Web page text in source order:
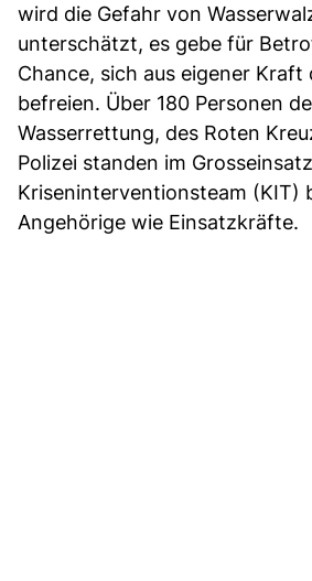
wird die Gefahr von
unterschätzt, es gebe für
Chance, sich aus eigener Kraft
befreien. Über 180 Personen
Wasserrettung, des Roten
Polizei standen im
Kriseninterventionsteam (KIT)
Angehörige wie Einsatzkräfte.